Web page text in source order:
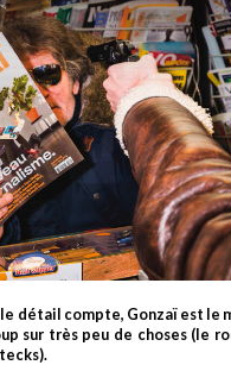
le détail compte, Gonzaï est le
sur très peu de choses (le